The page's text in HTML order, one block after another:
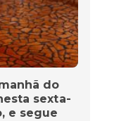
do
sexta-
e segue